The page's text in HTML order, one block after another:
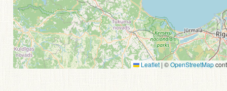
Leaflet | ©OpenStreetMap